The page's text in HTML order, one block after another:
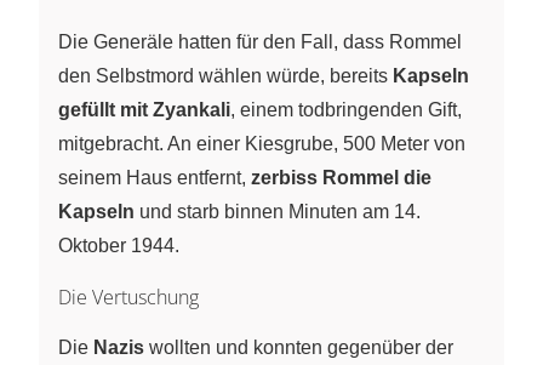
Die Generäle hatten für den Fall, dass Rommel
den Selbstmord wählen würde, bereits Kapseln
gefüllt mit Zyankali, einem todbringenden Gift,
mitgebracht. An einer Kiesgrube, 500 Meter von
seinem Haus entfernt, zerbiss Rommel die
Kapseln und starb binnen Minuten am 14.
Oktober 1944.
Die Vertuschung
Die Nazis wollten und konnten gegenüber der